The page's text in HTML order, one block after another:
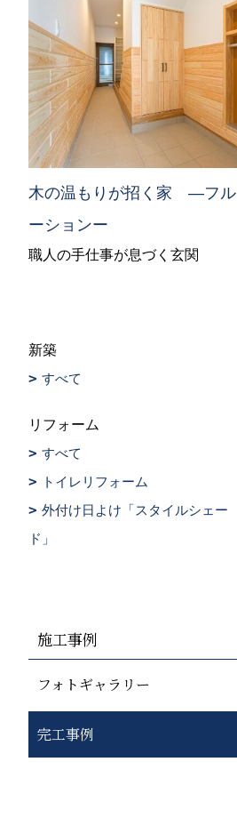
木の温もりが招く家 ―フル
ーションー
職人の手仕事が息づく玄関
新築
すべて
リフォーム
すべて
トイレリフォーム
外付け日よけ「スタイルシェー
ド」
施工事例
フォトギャラリー
完工事例